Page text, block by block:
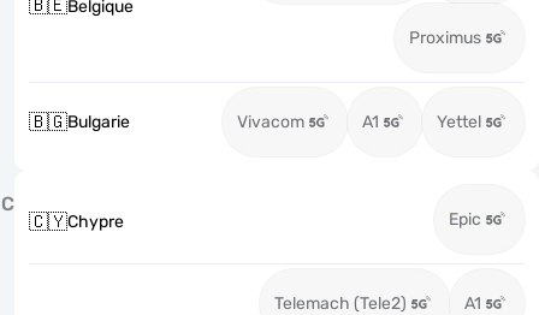
🇧🇪Belgique
Proximus
🇧🇬Bulgarie Vivacom A1 Yettel
C
🇨🇾Chypre Epic
Telemach (Tele2) A1